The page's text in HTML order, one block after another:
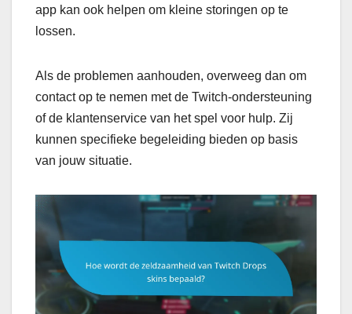
app kan ook helpen om kleine storingen op te
lossen.
Als de problemen aanhouden, overweeg dan om
contact op te nemen met de Twitch-ondersteuning
of de klantenservice van het spel voor hulp. Zij
kunnen specifieke begeleiding bieden op basis
van jouw situatie.